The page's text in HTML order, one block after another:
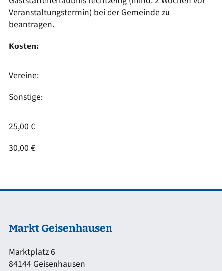
Veranstaltungstermin) bei der Gemeinde zu
beantragen.
Kosten:
Vereine:
Sonstige:
25,00 €
30,00 €
Markt Geisenhausen
Marktplatz 6
84144 Geisenhausen